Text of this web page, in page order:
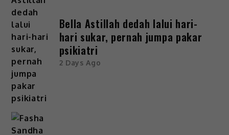
Bella Astillah dedah lalui hari-
hari sukar, pernah jumpa pakar
psikiatri
2 Days Ago